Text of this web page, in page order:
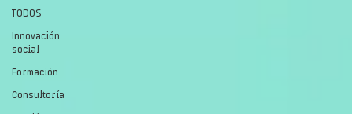
TODOS
Innovación
social
Formación
Consultoría